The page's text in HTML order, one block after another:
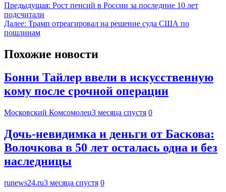
Предыдущая: Рост пенсий в России за последние 10 лет
подсчитали
Далее: Трамп отреагировал на решение суда США по
пошлинам
Похожие новости
Бонни Тайлер ввели в искусственную
кому после срочной операции
Московский Комсомолец3 месяца спустя 0
Дочь-невидимка и деньги от Баскова:
Волочкова в 50 лет осталась одна и без
наследницы
runews24.ru3 месяца спустя 0